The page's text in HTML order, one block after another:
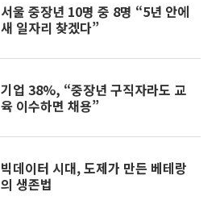
서울 중장년 10명 중 8명 “5년 안에
새 일자리 찾겠다”
기업 38%, “중장년 구직자라도 교
육 이수하면 채용”
빅데이터 시대, 도제가 만든 베테랑
의 생존법